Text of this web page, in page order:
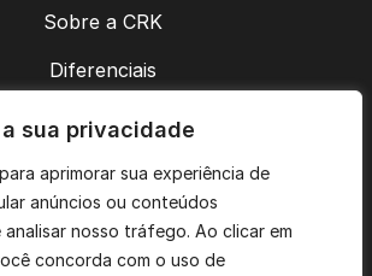
sua privacidade
aprimorar sua experiência de
anúncios ou conteúdos
nosso tráfego. Ao clicar em
concorda com o uso de
Sobre a CRK
Diferenciais
Contatos
Política de Privacidade
nos: